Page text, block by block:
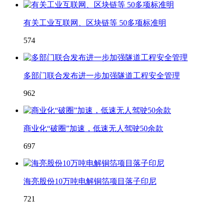
有关工业互联网、区块链等 50多项标准明
574
多部门联合发布进一步加强隧道工程安全管理
962
商业化“破圈”加速，低速无人驾驶50余款
697
海亮股份10万吨电解铜箔项目落子印尼
721